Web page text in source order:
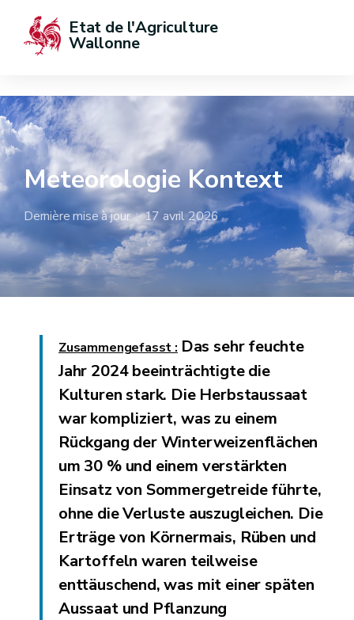
Etat de l'Agriculture
Wallonne
Meteorologie Kontext
Dernière mise à jour : 17 avril 2026
Zusammengefasst : Das sehr feuchte
Jahr 2024 beeinträchtigte die
Kulturen stark. Die Herbstaussaat
war kompliziert, was zu einem
Rückgang der Winterweizenflächen
um 30 % und einem verstärkten
Einsatz von Sommergetreide führte,
ohne die Verluste auszugleichen. Die
Erträge von Körnermais, Rüben und
Kartoffeln waren teilweise
enttäuschend, was mit einer späten
Aussaat und Pflanzung